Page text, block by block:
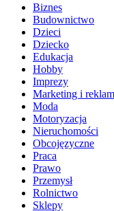
Biznes
Budownictwo
Dzieci
Dziecko
Edukacja
Hobby
Imprezy
Marketing i
Moda
Motoryzacja
Nieruchomości
Obcojęzyczne
Praca
Prawo
Przemysł
Rolnictwo
Sklepy